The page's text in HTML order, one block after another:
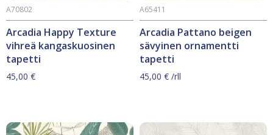
Arcadia Happy Texture
vihreä kangaskuosinen
tapetti
A70802
45,00 €
Arcadia Pattano beigen
sävyinen ornamentti
tapetti
A65411
45,00 € /rll